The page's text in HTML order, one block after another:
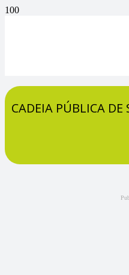
CADEIA PÚBLICA DE